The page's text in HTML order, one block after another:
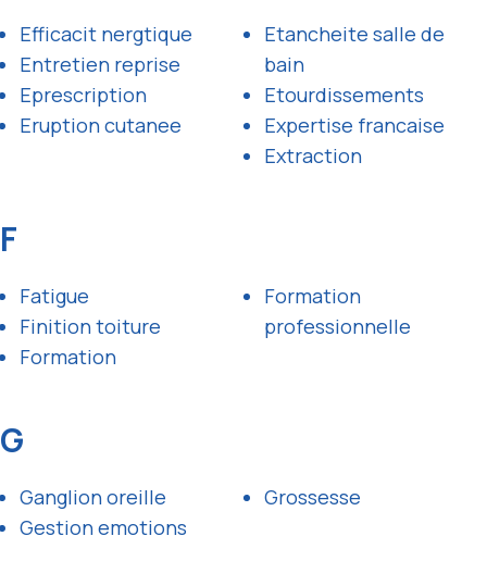
Efficacit nergtique
Entretien reprise
Eprescription
Eruption cutanee
Etancheite salle de
bain
Etourdissements
Expertise francaise
Extraction
F
Fatigue
Finition toiture
Formation
Formation
professionnelle
G
Ganglion oreille
Gestion emotions
Grossesse